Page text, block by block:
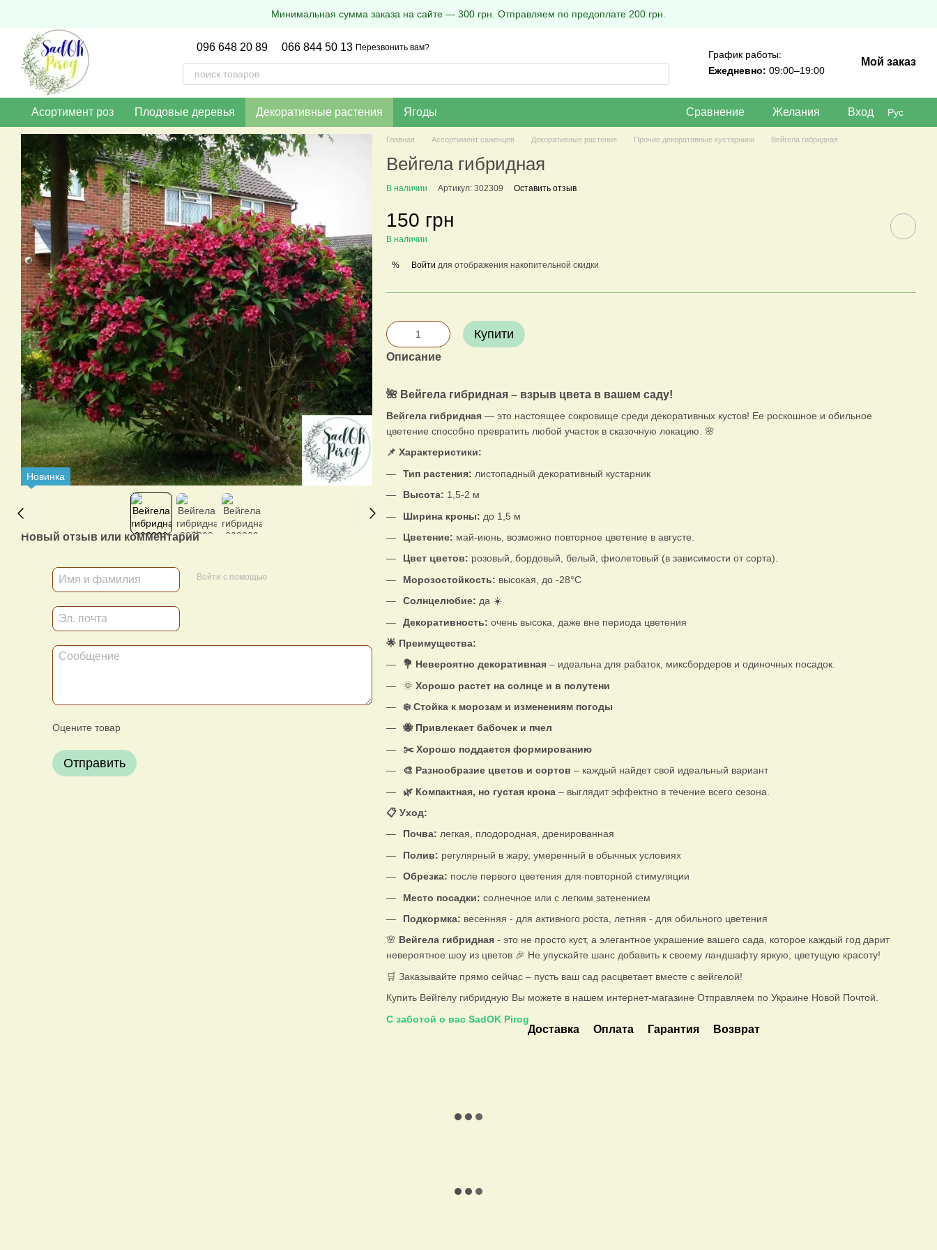
Минимальная сумма заказа на сайте — 300 грн. Отправляем по предоплате 200 грн.
096 648 20 89 066 844 50 13 Перезвонить вам?
График работы:
Ежедневно: 09:00–19:00
Мой заказ
Асортимент роз Плодовые деревья Декоративные растения Ягоды Сравнение Желания Вход Рус
Новинка
Новый отзыв или комментарий
Войти с помощью
Оцените товар
Отправить
Главная Ассортимент саженцев Декоративные растения Прочие декоративные кустарники Вейгела гибридная
Вейгела гибридная
В наличии Артикул: 302309 Оставить отзыв
150 грн
В наличии
% Войти для отображения накопительной скидки
Купити
Описание
🌺 Вейгела гибридная – взрыв цвета в вашем саду!
Вейгела гибридная— это настоящее сокровище среди декоративных кустов! Ее роскошное и обильное
цветение способно превратить любой участок в сказочную локацию. 🌸
📌 Характеристики:
Тип растения: листопадный декоративный кустарник
Высота: 1,5-2 м
Ширина кроны: до 1,5 м
Цветение: май-июнь, возможно повторное цветение в августе.
Цвет цветов: розовый, бордовый, белый, фиолетовый (в зависимости от сорта).
Морозостойкость: высокая, до -28°C
Солнцелюбие: да ☀️
Декоративность: очень высока, даже вне периода цветения
🌟 Преимущества:
💐 Невероятно декоративная– идеальна для рабаток, миксбордеров и одиночных посадок.
🌞 Хорошо растет на солнце и в полутени
❄️ Стойка к морозам и изменениям погоды
🐝 Привлекает бабочек и пчел
✂️ Хорошо поддается формированию
🎨 Разнообразие цветов и сортов – каждый найдет свой идеальный вариант
🌿 Компактная, но густая крона – выглядит эффектно в течение всего сезона.
📋 Уход:
Почва: легкая, плодородная, дренированная
Полив: регулярный в жару, умеренный в обычных условиях
Обрезка: после первого цветения для повторной стимуляции
Место посадки: солнечное или с легким затенением
Подкормка: весенняя - для активного роста, летняя - для обильного цветения
🌸 Вейгела гибридная- это не просто куст, а элегантное украшение вашего сада, которое каждый год дарит
невероятное шоу из цветов 🎉 Не упускайте шанс добавить к своему ландшафту яркую, цветущую красоту!
🛒 Заказывайте прямо сейчас – пусть ваш сад расцветает вместе с вейгелой!
Купить Вейгелу гибридную Вы можете в нашем интернет-магазине Отправляем по Украине Новой Почтой.
С заботой о вас SadOK Pirog
Доставка Оплата Гарантия Возврат